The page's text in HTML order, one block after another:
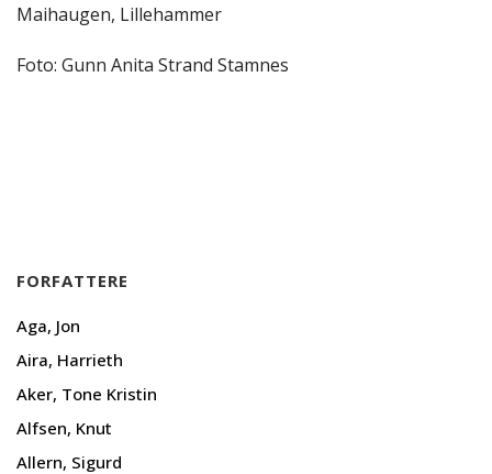
Maihaugen, Lillehammer
Foto: Gunn Anita Strand Stamnes
FORFATTERE
Aga, Jon
Aira, Harrieth
Aker, Tone Kristin
Alfsen, Knut
Allern, Sigurd